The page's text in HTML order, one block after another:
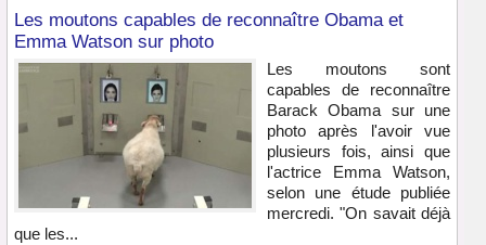
Les moutons capables de reconnaître Obama et
Emma Watson sur photo
Les moutons sont
capables de reconnaître
Barack Obama sur une
photo après l'avoir vue
plusieurs fois, ainsi que
l'actrice Emma Watson,
selon une étude publiée
mercredi. "On savait déjà
que les...